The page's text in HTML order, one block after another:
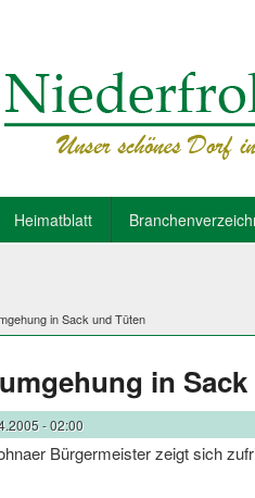
Heimatblatt
in Sack und Tüten
in
- 02:00
Bürgermeister zeigt sich